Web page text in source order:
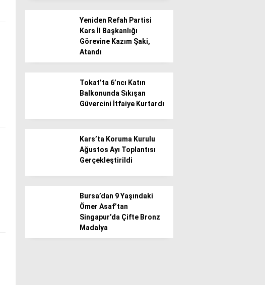
Yeniden Refah Partisi
Kars İl Başkanlığı
Görevine Kazım Şaki,
Atandı
Tokat’ta 6’ncı Katın
Balkonunda Sıkışan
Güvercini İtfaiye Kurtardı
Kars’ta Koruma Kurulu
Ağustos Ayı Toplantısı
Gerçekleştirildi
Bursa’dan 9 Yaşındaki
Ömer Asaf’tan
Singapur’da Çifte Bronz
Madalya